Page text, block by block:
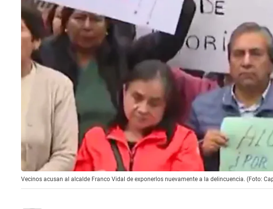
Vecinos acusan al alcalde Franco Vidal de exponerlos nuevamente a la delincuencia. (Foto: